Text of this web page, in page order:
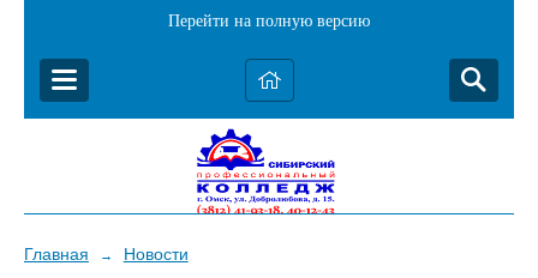
Перейти на полную версию
Главная → Новости